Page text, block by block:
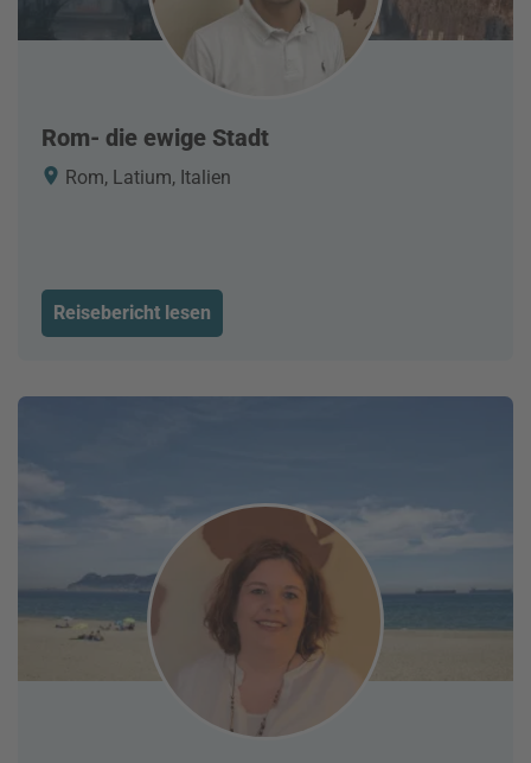
Rom- die ewige Stadt
Rom, Latium, Italien
Reisebericht lesen